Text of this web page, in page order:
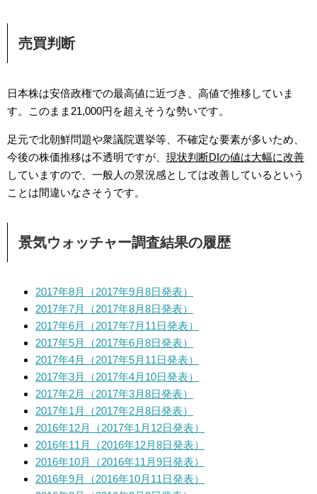
売買判断
日本株は安倍政権での最高値に近づき、高値で推移していま
す。このまま21,000円を超えそうな勢いです。
足元で北朝鮮問題や衆議院選挙等、不確定な要素が多いため、
今後の株価推移は不透明ですが、 現状判断DIの値は大幅に改善
していますので、一般人の景況感としては改善しているという
ことは間違いなさそうです。
景気ウォッチャー調査結果の履歴
2017年8月（2017年9月8日発表）
2017年7月（2017年8月8日発表）
2017年6月（2017年7月11日発表）
2017年5月（2017年6月8日発表）
2017年4月（2017年5月11日発表）
2017年3月（2017年4月10日発表）
2017年2月（2017年3月8日発表）
2017年1月（2017年2月8日発表）
2016年12月（2017年1月12日発表）
2016年11月（2016年12月8日発表）
2016年10月（2016年11月9日発表）
2016年9月（2016年10月11日発表）